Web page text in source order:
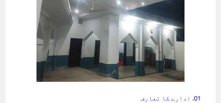
01. ادارے کا تعارف